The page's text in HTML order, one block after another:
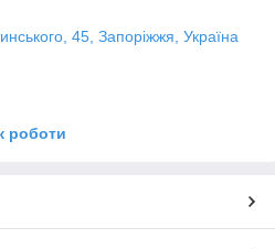
45, Запоріжжя, Україна
роботи